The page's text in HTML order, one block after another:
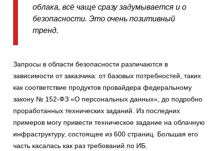
облака, всё чаще сразу задумывается и о
безопасности. Это очень позитивный
тренд.
Запросы в области безопасности различаются в
зависимости от заказчика: от базовых потребностей, таких
как соответствие продуктов провайдера федеральному
закону № 152-ФЗ «О персональных данных», до подробно
проработанных технических заданий. Из последних
примеров могу привести техническое задание на облачную
инфраструктуру, состоящее из 600 страниц. Большая его
часть касалась как раз требований по ИБ.